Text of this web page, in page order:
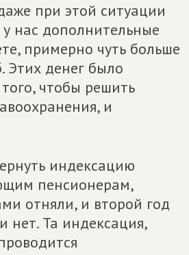
при этой ситуации
у нас дополнительные
примерно чуть больше
Этих денег было
чтобы решить
и
индексацию
пенсионерам,
отняли, и второй год
нет. Та индексация,